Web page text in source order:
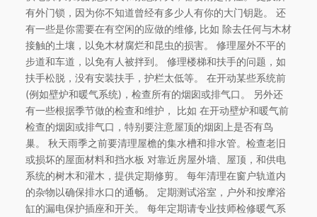
有外门锁，因为你不知道曾经有多少人有你的大门钥匙。 还
有一些是你需要在有空闲的应做的维修, 比如 除去任何与木材
接触的土壤，以免木材腐烂和昆虫的损害。 修理屋外不平的
步道和车道，以免有人被拌到。 修理楼梯和扶手的问题，如
扶手松脱，没有安装扶手，护栏太低等。 在开动某些系统前
(例如壁炉和暖气系统)，检查所有的烟囱或排气口。 另外还
有一些根据季节做的检查和维护， 比如 在开动壁炉和暖气前
检查的烟囱或排气口，特别要注意屋顶的烟囱上是否有鸟
巢。 秋天雨季之前要清理屋檐的集水槽和排水管。检查老旧
或损坏的屋面材料和挡水板 对靠近房屋外墙、屋顶，和供电
系统的树木和灌木，提供定期修剪。 每年清理在窗户轨道内
的杂物以确保排水口的通畅。 定期测试浴室，户外和按摩浴
缸的漏电保护插座和开关。 每年定期请专业技师检修暖气系